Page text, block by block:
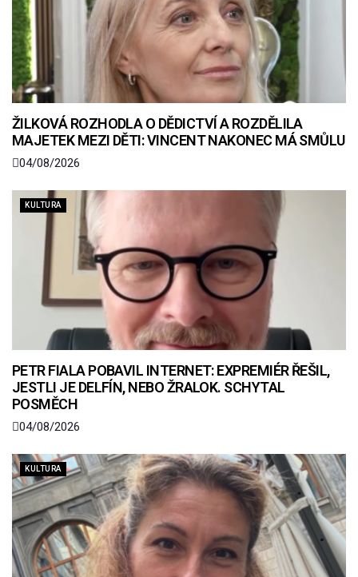
ŽILKOVÁ ROZHODLA O DĚDICTVÍ A ROZDĚLILA
MAJETEK MEZI DĚTI: VINCENT NAKONEC MÁ SMŮLU
04/08/2026
KULTURA
PETR FIALA POBAVIL INTERNET: EXPREMIÉR ŘEŠIL,
JESTLI JE DELFÍN, NEBO ŽRALOK. SCHYTAL
POSMĚCH
04/08/2026
KULTURA